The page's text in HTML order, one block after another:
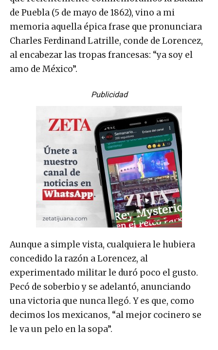
de Puebla (5 de mayo de 1862), vino a mi
memoria aquella épica frase que pronunciara
Charles Ferdinand Latrille, conde de Lorencez,
al encabezar las tropas francesas: “ya soy el
amo de México”.
Publicidad
Aunque a simple vista, cualquiera le hubiera
concedido la razón a Lorencez, al
experimentado militar le duró poco el gusto.
Pecó de soberbio y se adelantó, anunciando
una victoria que nunca llegó. Y es que, como
decimos los mexicanos, “al mejor cocinero se
le va un pelo en la sopa”.